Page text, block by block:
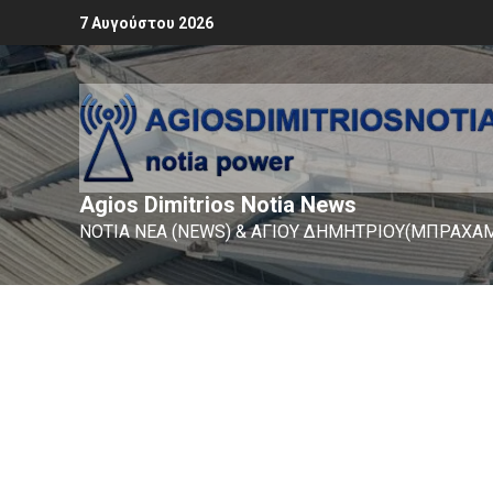
7 Αυγούστου 2026
Agios Dimitrios Notia News
ΝΟΤΙΑ ΝΕΑ (NEWS) & ΑΓΙΟΥ